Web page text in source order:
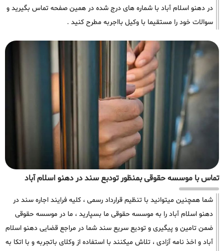
در دهنو اسلام آباد با شماره های درج شده در همین صفحه تماس بگیرید و
سوالات خود را مستقیما با وکیل بااجربه مطرح کنید .
تماس با موسسه حقوقی بمنظور تودبع سند در دهنو اسلام آباد
شما همچنین میتوانید با تنظیم قرارداد رسمی ، کلیه فرایند اجاره سند در
دهنو اسلام آباد را به موسسه حقوقی ما بسپارید ، ما در موسسه حقوقی
ضمن تامین و پیگیری و تودیع سریع سند شما در مراجع قضایی دهنو اسلام
آباد و اخذ نامه آزادی ، تلاش میکنند با استفاده از وکلای باتجربه و با اتکا به